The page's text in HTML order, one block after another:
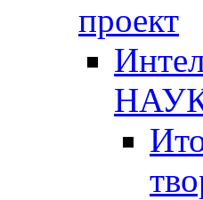
проект